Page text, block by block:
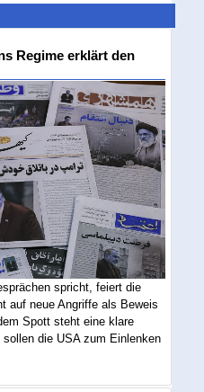
Regime erklärt den
spricht, feiert die
auf neue Angriffe als Beweis
Spott steht eine klare
die USA zum Einlenken